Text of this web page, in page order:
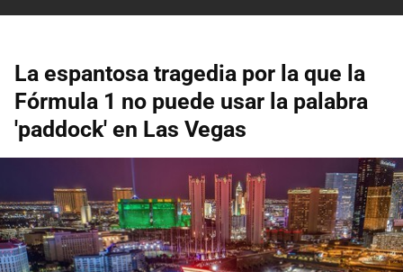
La espantosa tragedia por la que la
Fórmula 1 no puede usar la palabra
'paddock' en Las Vegas